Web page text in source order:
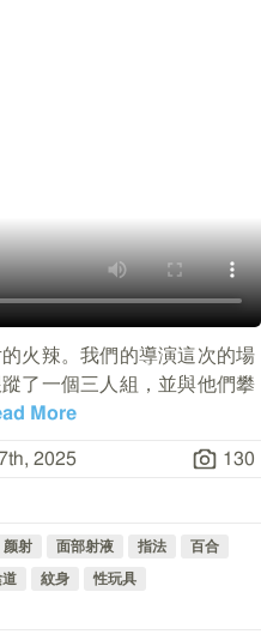
火辣。我們的導演這次的場
了一個三人組，並與他們攀
More
2025 130
颜射 面部射液 指法 百合
道 紋身 性玩具